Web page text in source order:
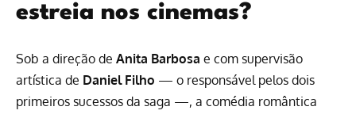
estreia nos cinemas?
Sob a direção de Anita Barbosa e com supervisão
artística de Daniel Filho — o responsável pelos dois
primeiros sucessos da saga —, a comédia romântica